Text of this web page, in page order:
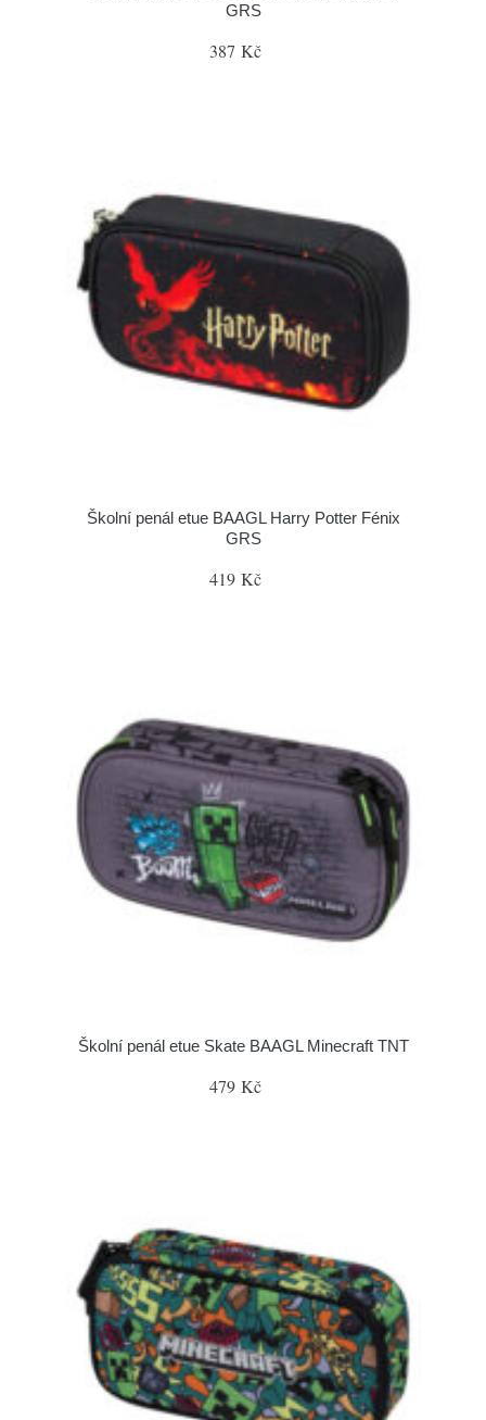
GRS
387 Kč
Školní penál etue BAAGL Harry Potter Fénix
GRS
419 Kč
Školní penál etue Skate BAAGL Minecraft TNT
479 Kč